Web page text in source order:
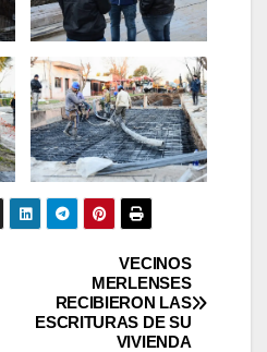
VECINOS
MERLENSES
RECIBIERON LAS
ESCRITURAS DE SU
VIVIENDA